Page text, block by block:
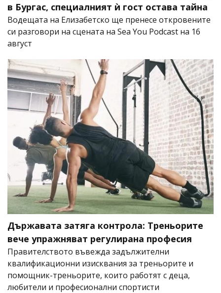
в Бургас, специалният ѝ гост остава тайна
Водещата на Елизабетско ще пренесе откровените
си разговори на сцената на Sea You Podcast на 16
август
Държавата затяга контрола: Треньорите
вече упражняват регулирана професия
Правителството въвежда задължителни
квалификационни изисквания за треньорите и
помощник-треньорите, които работят с деца,
любители и професионални спортисти